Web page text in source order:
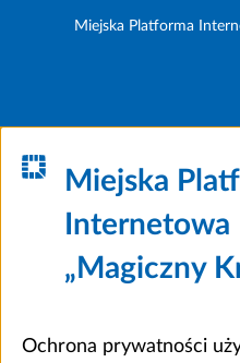
Miejska Platforma
Miejska
Internetowa
„Magiczny
Ochrona prywatności